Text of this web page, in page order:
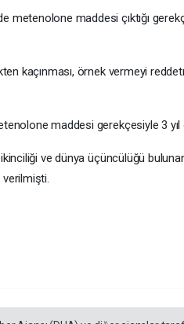
metenolone maddesi çıktığı
kaçınması, örnek vermeyi
maddesi gerekçesiyle 3 yıl
ve dünya üçüncülüğü
verilmişti.